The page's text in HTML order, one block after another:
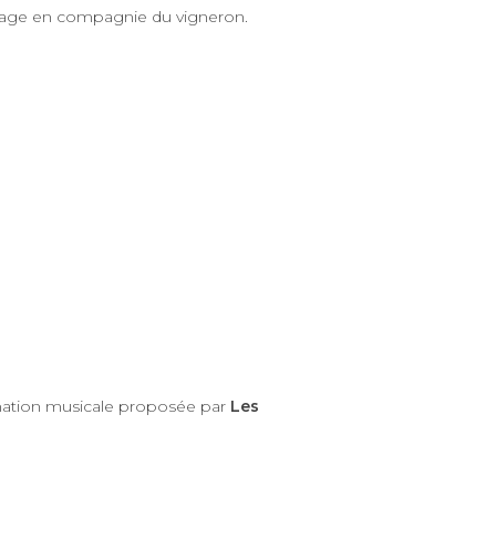
en compagnie du vigneron.
musicale proposée par Les